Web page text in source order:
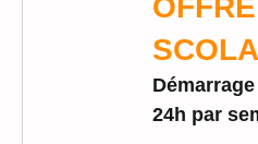
24h par